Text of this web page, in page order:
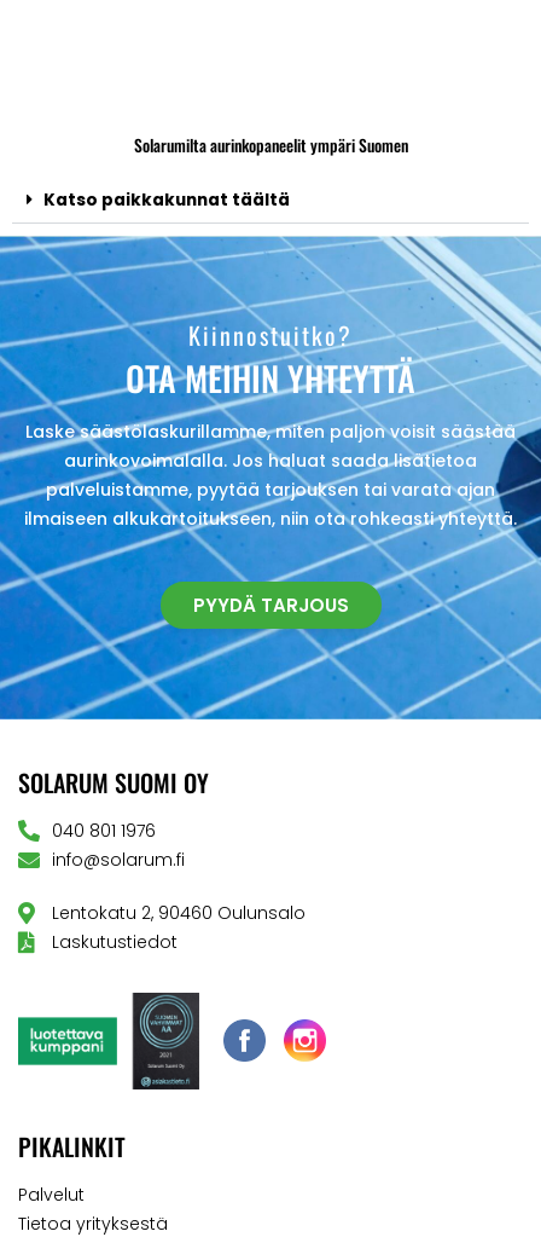
Solarumilta aurinkopaneelit ympäri Suomen
Katso paikkakunnat täältä
Kiinnostuitko?
OTA MEIHIN YHTEYTTÄ
Laske säästölaskurillamme, miten paljon voisit säästää
aurinkovoimalalla. Jos haluat saada lisätietoa
palveluistamme, pyytää tarjouksen tai varata ajan
ilmaiseen alkukartoitukseen, niin ota rohkeasti yhteyttä.
PYYDÄ TARJOUS
SOLARUM SUOMI OY
040 801 1976
info@solarum.fi
Lentokatu 2, 90460 Oulunsalo
Laskutustiedot
PIKALINKIT
Palvelut
Tietoa yrityksestä